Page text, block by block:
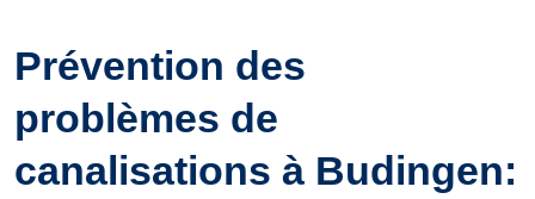
Prévention des
problèmes de
canalisations à Budingen: